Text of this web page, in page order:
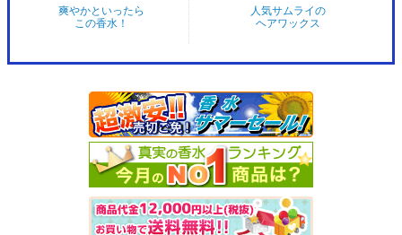
爽やかといったら
この香水！
人気サムライの
ヘアワックス